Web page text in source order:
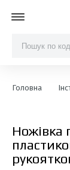
Головна
Ножівка